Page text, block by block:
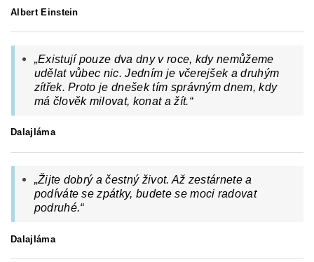
Albert Einstein
„Existují pouze dva dny v roce, kdy nemůžeme
udělat vůbec nic. Jedním je včerejšek a druhým
zítřek. Proto je dnešek tím správným dnem, kdy
má člověk milovat, konat a žít.“
Dalajláma
„Žijte dobrý a čestný život. Až zestárnete a
podíváte se zpátky, budete se moci radovat
podruhé.“
Dalajláma